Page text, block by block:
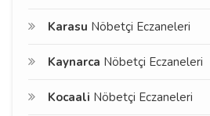
Karasu Nöbetçi Eczaneleri
Kaynarca Nöbetçi Eczaneleri
Kocaali Nöbetçi Eczaneleri